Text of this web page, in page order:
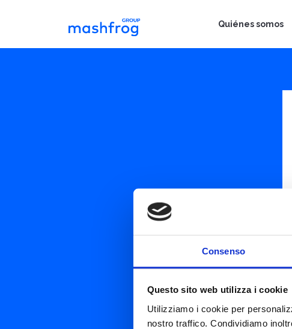
Consenso
Questo sito web utilizza i cookie
Utilizziamo i cookie per
nostro traffico. Condividiamo
Quiénes somos